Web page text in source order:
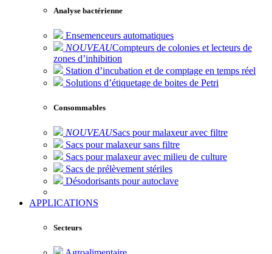
Analyse bactérienne
Ensemenceurs automatiques
NOUVEAUCompteurs de colonies et lecteurs de
zones d’inhibition
Station d’incubation et de comptage en temps réel
Solutions d’étiquetage de boites de Petri
Consommables
NOUVEAUSacs pour malaxeur avec filtre
Sacs pour malaxeur sans filtre
Sacs pour malaxeur avec milieu de culture
Sacs de prélèvement stériles
Désodorisants pour autoclave
APPLICATIONS
Secteurs